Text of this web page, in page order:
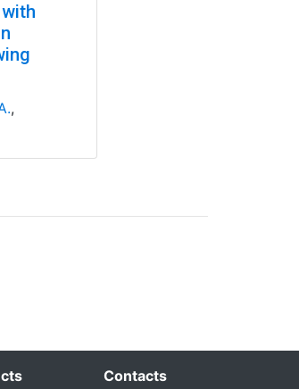
with
,
Contacts